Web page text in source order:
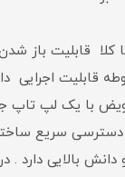
قابلیت باز شدن
قابلیت اجرایی
با یک لپ تاپ
دسترسی سریع
بالایی دارد .